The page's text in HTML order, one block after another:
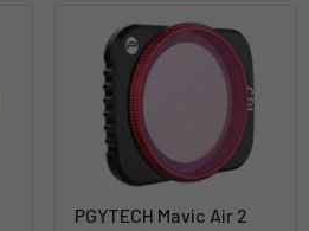
PGYTECH Mavic Air 2